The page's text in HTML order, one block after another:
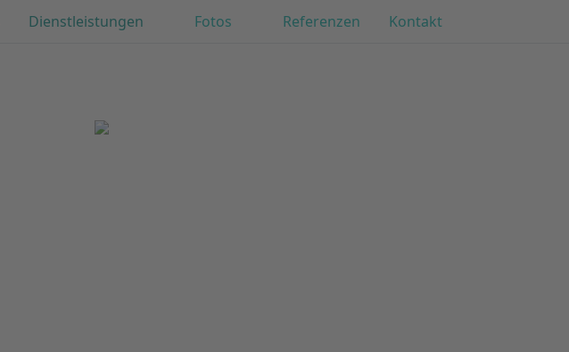
Dienstleistungen Fotos Referenzen Kontakt